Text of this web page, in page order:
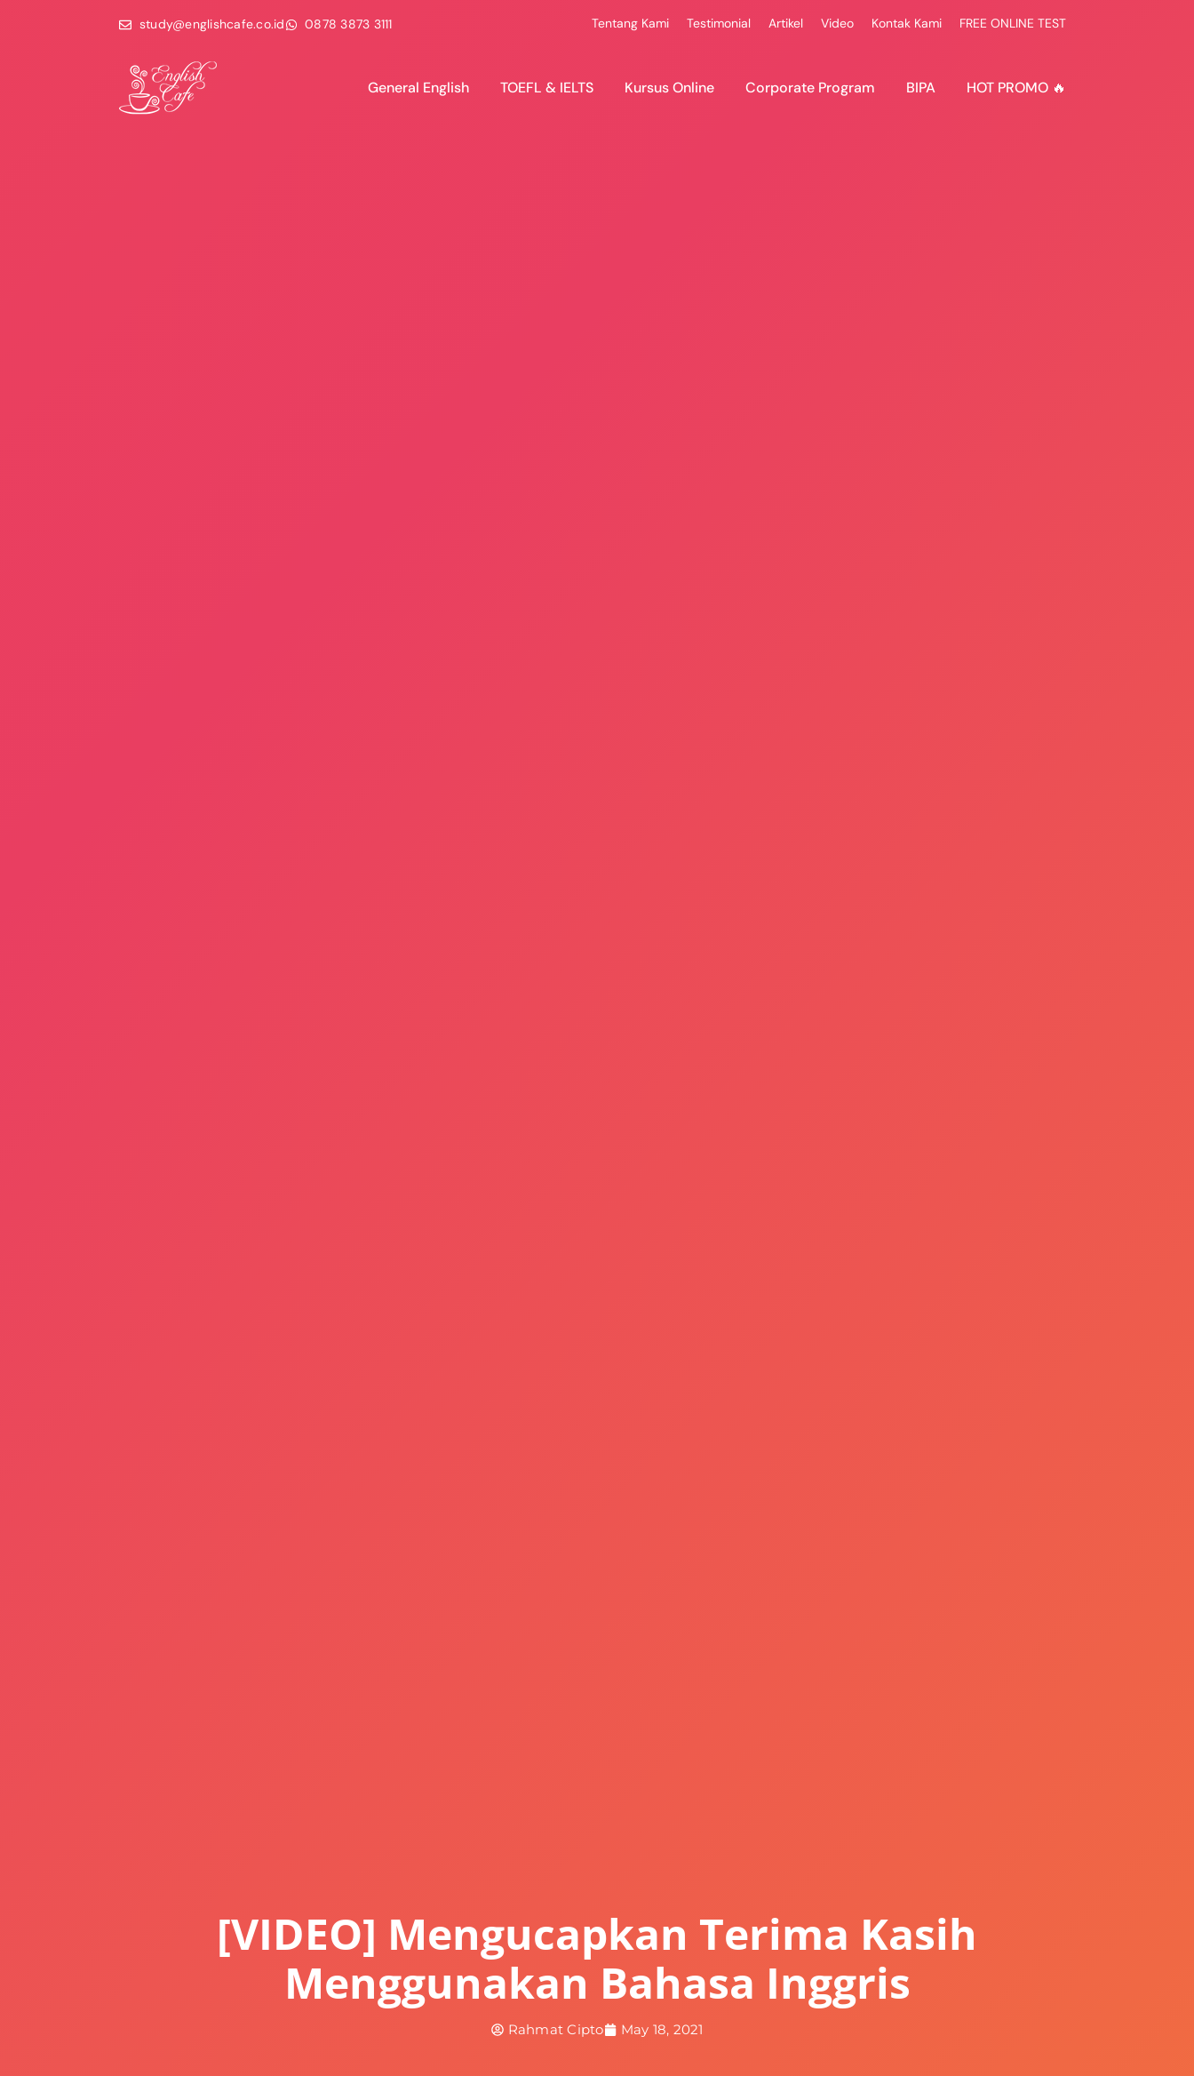
study@englishcafe.co.id 0878 3873 3111 Tentang Kami Testimonial Artikel Video Kontak Kami FREE ONLINE TEST
General English TOEFL & IELTS Kursus Online Corporate Program BIPA HOT PROMO 🔥
[VIDEO] Mengucapkan Terima Kasih
Menggunakan Bahasa Inggris
Rahmat Cipto May 18, 2021